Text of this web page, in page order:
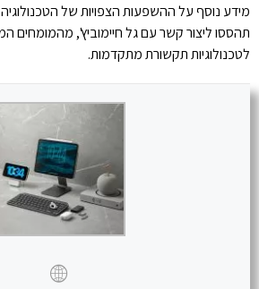
מידע נוסף על ההשפעות הצפויות של
תהססו ליצור קשר עם גל חיימוביץ', מהמומחים
לטכנולוגיות תקשורת מתקדמות.